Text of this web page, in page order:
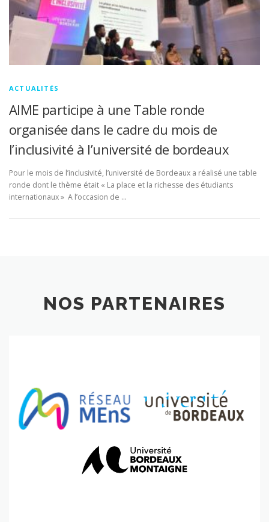
ACTUALITÉS
AIME participe à une Table ronde
organisée dans le cadre du mois de
l’inclusivité à l’université de bordeaux
Pour le mois de l’inclusivité, l’université de Bordeaux a réalisé une table
ronde dont le thème était « La place et la richesse des étudiants
internationaux » A l’occasion de …
NOS PARTENAIRES